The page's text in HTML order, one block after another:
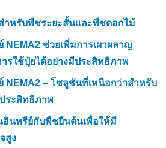
ำหรับพืชระยะสั้นและพืชดอกไม้
ช่วยเพิ่มการเผาผลาญ
รใช้ปุ๋ยได้อย่างมีประสิทธิภาพ
– โซลูชันที่เหนือกว่าสำหรับ
ระสิทธิภาพ
นทรีย์กับพืชยืนต้นเพื่อให้มี
สูง